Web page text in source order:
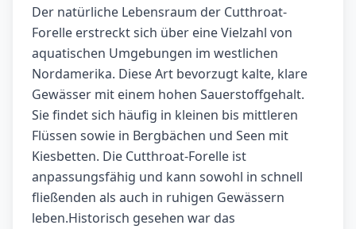
Der natürliche Lebensraum der Cutthroat-
Forelle erstreckt sich über eine Vielzahl von
aquatischen Umgebungen im westlichen
Nordamerika. Diese Art bevorzugt kalte, klare
Gewässer mit einem hohen Sauerstoffgehalt.
Sie findet sich häufig in kleinen bis mittleren
Flüssen sowie in Bergbächen und Seen mit
Kiesbetten. Die Cutthroat-Forelle ist
anpassungsfähig und kann sowohl in schnell
fließenden als auch in ruhigen Gewässern
leben.Historisch gesehen war das